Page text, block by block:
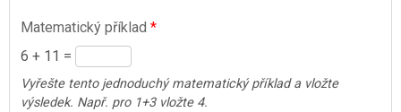
Matematický příklad *
6 + 11 =
Vyřešte tento jednoduchý matematický příklad a vložte
výsledek. Např. pro 1+3 vložte 4.